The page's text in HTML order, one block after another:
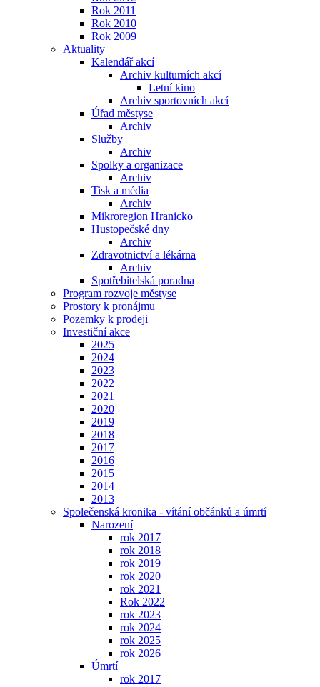
Rok 2011
Rok 2010
Rok 2009
Aktuality
Kalendář akcí
Archiv kulturních akcí
Letní kino
Archiv sportovních akcí
Úřad městyse
Archiv
Služby
Archiv
Spolky a organizace
Archiv
Tisk a média
Archiv
Mikroregion Hranicko
Hustopečské dny
Archiv
Zdravotnictví a lékárna
Archiv
Spotřebitelská poradna
Program rozvoje městyse
Prostory k pronájmu
Pozemky k prodeji
Investiční akce
2025
2024
2023
2022
2021
2020
2019
2018
2017
2016
2015
2014
2013
Společenská kronika - vítání občánků a úmrtí
Narození
rok 2017
rok 2018
rok 2019
rok 2020
rok 2021
Rok 2022
rok 2023
rok 2024
rok 2025
rok 2026
Úmrtí
rok 2017